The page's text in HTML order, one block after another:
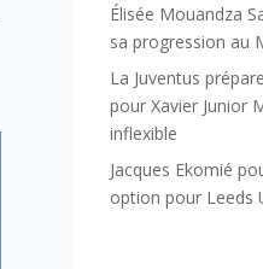
Élisée Mouandza
sa progression au
La Juventus
pour Xavier Junior
inflexible
Jacques Ekomié
option pour Leeds